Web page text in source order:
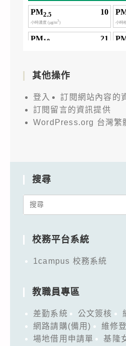
其他操作
登入
訂閱網站內容的
訂閱留言的資訊提供
WordPress.org 台灣繁
搜尋
Search
校務平台系統
1campus 校務系統
教職員專區
差勤系統 公文簽核
網路請購(備用)
維修
場地借用申請單
基隆